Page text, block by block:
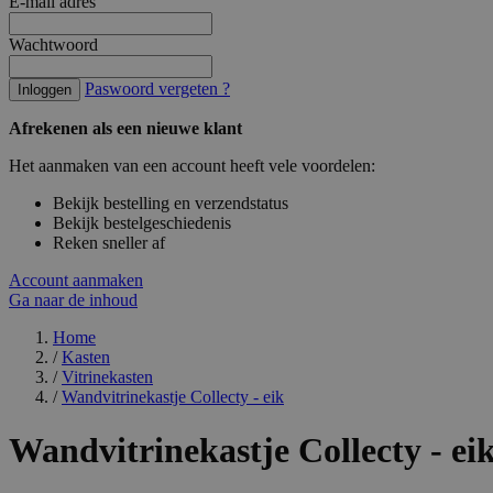
Wachtwoord
Inloggen Paswoord vergeten ?
Afrekenen als een nieuwe klant
Het aanmaken van een account heeft vele voordelen:
Bekijk bestelling en verzendstatus
Bekijk bestelgeschiedenis
Reken sneller af
Account aanmaken
Ga naar de inhoud
Home
/ Kasten
/ Vitrinekasten
/ Wandvitrinekastje Collecty - eik
Wandvitrinekastje Collecty -